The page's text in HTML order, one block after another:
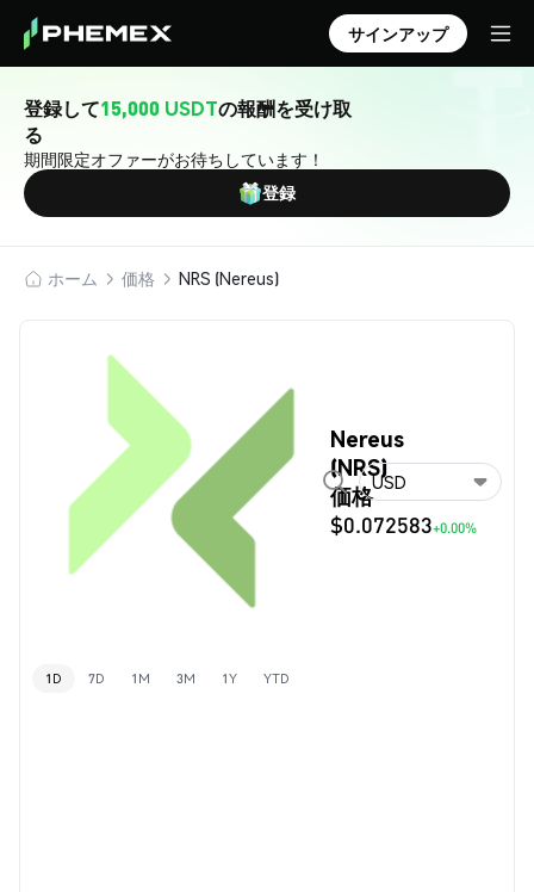
サインアップ
登録して15,000 USDTの報酬を受け取
る
期間限定オファーがお待ちしています！
登録
ホーム 価格 NRS (Nereus)
Nereus
(NRS)
価格
$0.072583+0.00%
USD
1D 7D 1M 3M 1Y YTD